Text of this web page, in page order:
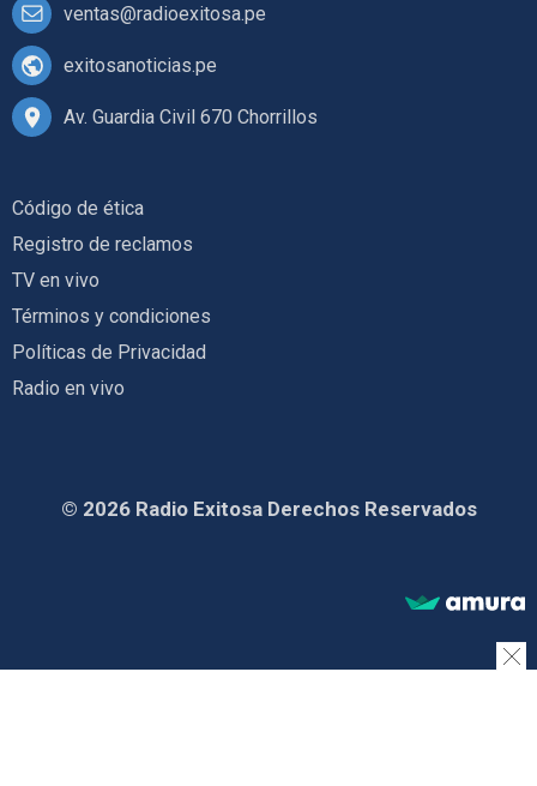
ventas@radioexitosa.pe
exitosanoticias.pe
Av. Guardia Civil 670 Chorrillos
Código de ética
Registro de reclamos
TV en vivo
Términos y condiciones
Políticas de Privacidad
Radio en vivo
© 2026 Radio Exitosa Derechos Reservados